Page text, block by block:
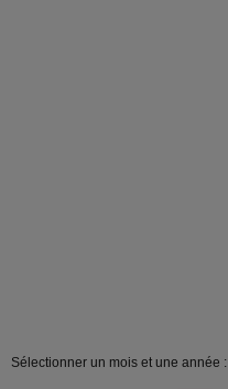
Sélectionner un mois et une année :